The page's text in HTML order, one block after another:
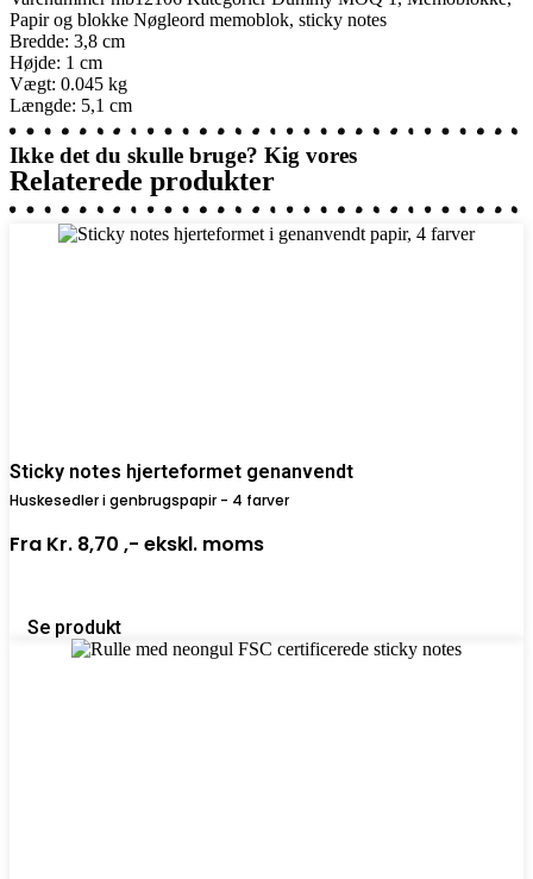
Papir og blokke Nøgleord memoblok, sticky notes
Bredde: 3,8 cm
Højde: 1 cm
Vægt: 0.045 kg
Længde: 5,1 cm
Ikke det du skulle bruge? Kig vores
Relaterede produkter
Sticky notes hjerteformet genanvendt
Huskesedler i genbrugspapir - 4 farver
Fra Kr. 8,70 ,- ekskl. moms
Se produkt